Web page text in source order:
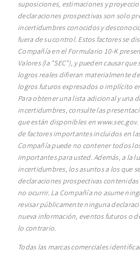
suposiciones, estimaciones y
declaraciones prospectivas son solo
incertidumbres conocidos y
fuera de su control. Estos factores se
Compañía en el Formulario 10-K
Valores (la "SEC"), y pueden causar
logros reales difieran materialmente
logros futuros expresados o implícito
Para obtener una lista adicional y una
incertidumbres, consulte las
que están disponibles en
de factores importantes incluidos en
Compañía puede no contener todos
importantes para usted. Además, a la
incertidumbres, los asuntos a los que
declaraciones prospectivas
no ocurrir. La Compañía no asume
revisar públicamente ninguna
nueva información, eventos futuros o
lo contrario.
Todas las marcas comerciales